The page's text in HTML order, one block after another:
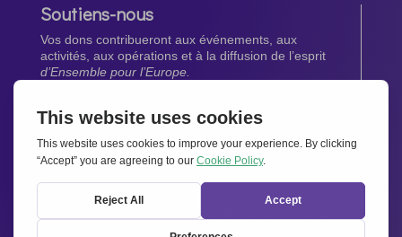
Soutiens-nous
Vos dons contribueront aux événements, aux
activités, aux opérations et à la diffusion de l’esprit
d’Ensemble pour l’Europe.
Faites un don maintenant
Newsletter
Restez au courant de toutes les dernières nouvelles